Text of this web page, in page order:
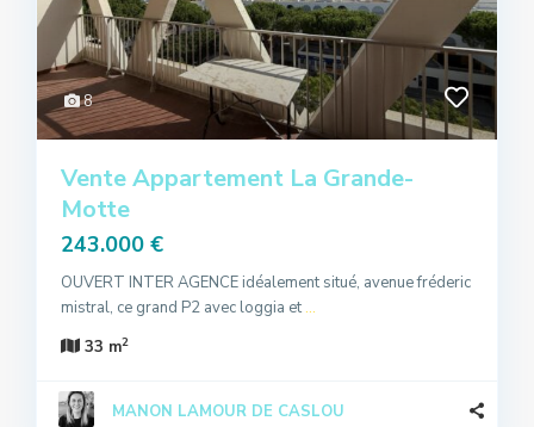
8
Vente Appartement La Grande-
Motte
243.000 €
OUVERT INTER AGENCE idéalement situé, avenue fréderic
mistral, ce grand P2 avec loggia et ...
33 m2
MANON LAMOUR DE CASLOU